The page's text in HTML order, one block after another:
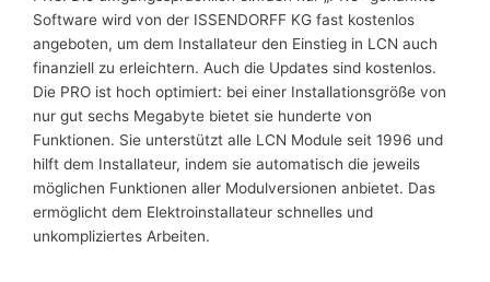
Software wird von der ISSENDORFF KG fast kostenlos
angeboten, um dem Installateur den Einstieg in LCN auch
finanziell zu erleichtern. Auch die Updates sind kostenlos.
Die PRO ist hoch optimiert: bei einer Installationsgröße von
nur gut sechs Megabyte bietet sie hunderte von
Funktionen. Sie unterstützt alle LCN Module seit 1996 und
hilft dem Installateur, indem sie automatisch die jeweils
möglichen Funktionen aller Modulversionen anbietet. Das
ermöglicht dem Elektroinstallateur schnelles und
unkompliziertes Arbeiten.